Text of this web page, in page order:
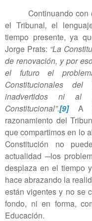
Continuando con
el Tribunal,el
tiempo presente, ya
Jorge Prats: “La
de renovación, y por
el futuro el
Constitucionales
inadvertidos ni al
Constitucional”.[9]A
razonamiento del
que compartimos en lo
Constitución no
actualidad ─los
desplaza en el tiempo
hace abrazando la
están vigentes y no se
fondo, ni en forma,
Educación.